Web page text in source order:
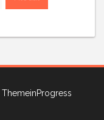
ThemeinProgress